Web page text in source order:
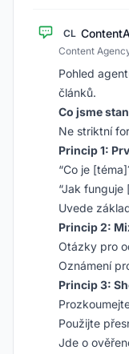
CL
Content
Pohled
článků.
Co jsme
Ne striktní
Princip 1:
“Co je
“Jak funguje
Uvede
Princip 2:
Otázky pro
Oznámení
Princip 3:
Použijte
Jde o